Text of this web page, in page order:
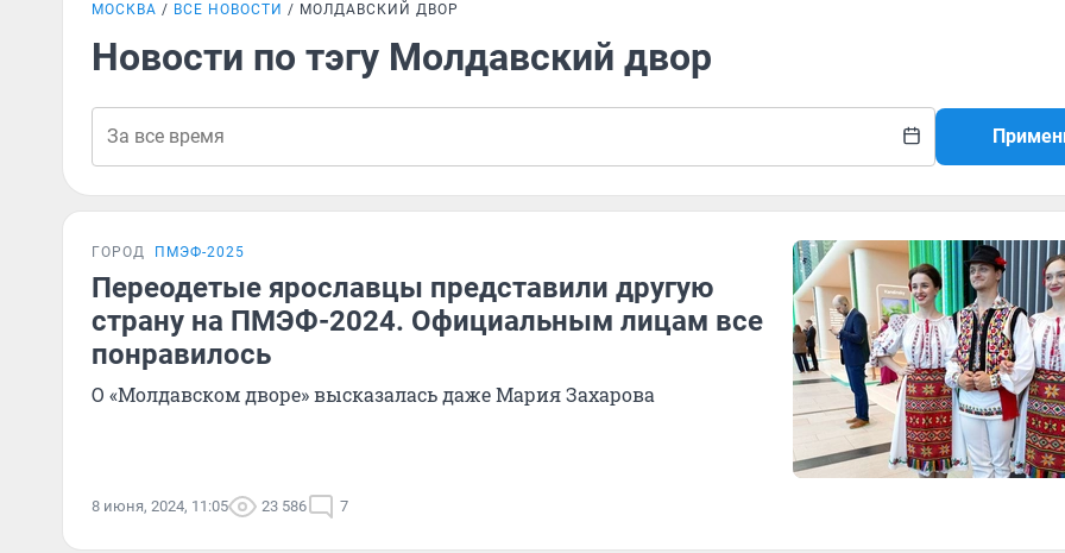
МОСКВА ВСЕ НОВОСТИ МОЛДАВСКИЙ ДВОР
Новости по тэгу Молдавский двор
ГОРОД ПМЭФ-2025
Переодетые ярославцы представили другую
страну на ПМЭФ-2024. Официальным лицам все
понравилось
О «Молдавском дворе» высказалась даже Мария Захарова
8 июня, 2024, 11:05 23 586 7